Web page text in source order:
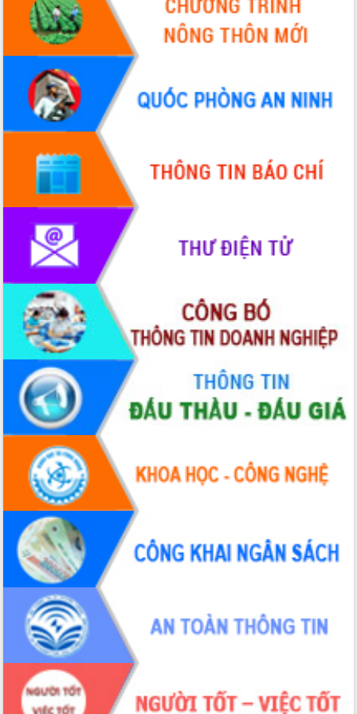
Xây dựng nông thôn mới: Nâng cao đời
sống người dân từ những mô hình thiết
thực
Quyết liệt tháo gỡ vướng mắc, đẩy
nhanh tiến độ các dự án trọng điểm
trong Khu kinh tế Nam Phú Yên
Hòn Yến phát triển du lịch gắn với bảo
tồn biển
Lấy ý kiến điều chỉnh Quy hoạch tỉnh
Đắk Lắk thời kỳ 2021-2030, tầm nhìn
đến năm 2050
Phát động chiến dịch 30 ngày đêm
giải phóng mặt bằng Tuyến đường bộ
ven biển
Đắk Lắk nỗ lực thúc đẩy tăng trưởng
kinh tế từ 10% trở lên trong Quý
II/2026
Đắk Lắk ký kết thỏa thuận hợp tác về
chuyển đổi số giai đoạn 2026 – 2030
với Tập đoàn Bưu chính Viễn thông
Việt Nam
Thứ trưởng Bộ Y tế làm việc với tỉnh
Đắk Lắk về phát triển nhân lực y tế
cho trạm y tế cấp xã
Du lịch Đắk Lắk nâng tầm trải nghiệm
du khách thông qua Hệ thống cơ sở dữ
liệu và Bản đồ số
Tập huấn ứng dụng trí tuệ nhân tạo (AI)
trong thương mại điện tử năm 2026
Đoàn đại biểu Quốc hội tỉnh Đắk Lắk
trao đổi thông tin trước Kỳ họp thứ
nhất, Quốc hội khóa XVI
Quyết liệt cải cách hành chính, khơi
thông nguồn lực phát triển
Nâng cao hiệu lực, hiệu quả HĐND
tỉnh thông qua hiện đại hóa hành chính
Xã Ea Phê gắn cải cách hành chính với
chuyển đổi số
Phó Chủ tịch Thường trực UBND tỉnh
Hồ Thị Nguyên Thảo làm việc tại Trung
tâm Phục vụ hành chính công xã Ea